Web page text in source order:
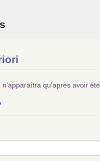
qu’après avoir